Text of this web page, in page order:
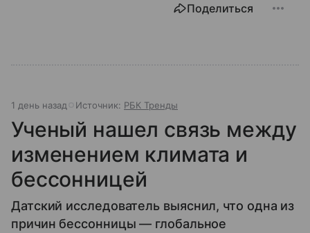
Поделиться
1 день назад Источник: РБК Тренды
Ученый нашел связь между
изменением климата и
бессонницей
Датский исследователь выяснил, что одна из
причин бессонницы — глобальное